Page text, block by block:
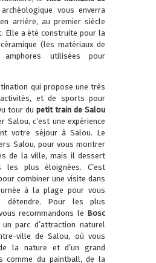
vous enverra
arrière, au premier siècle
Elle a été construite pour la
(les matériaux de
utilisées pour
qui propose une très
et de sports pour
tour du petit train de Salou
Salou, c’est une expérience
votre séjour à Salou. Le
Salou, pour vous montrer
de la ville, mais il dessert
les plus éloignées. C’est
combiner une visite dans
à la plage pour vous
détendre. Pour les plus
recommandons le Bosc
parc d’attraction naturel
ville de Salou, où vous
la nature et d’un grand
comme du paintball, de la